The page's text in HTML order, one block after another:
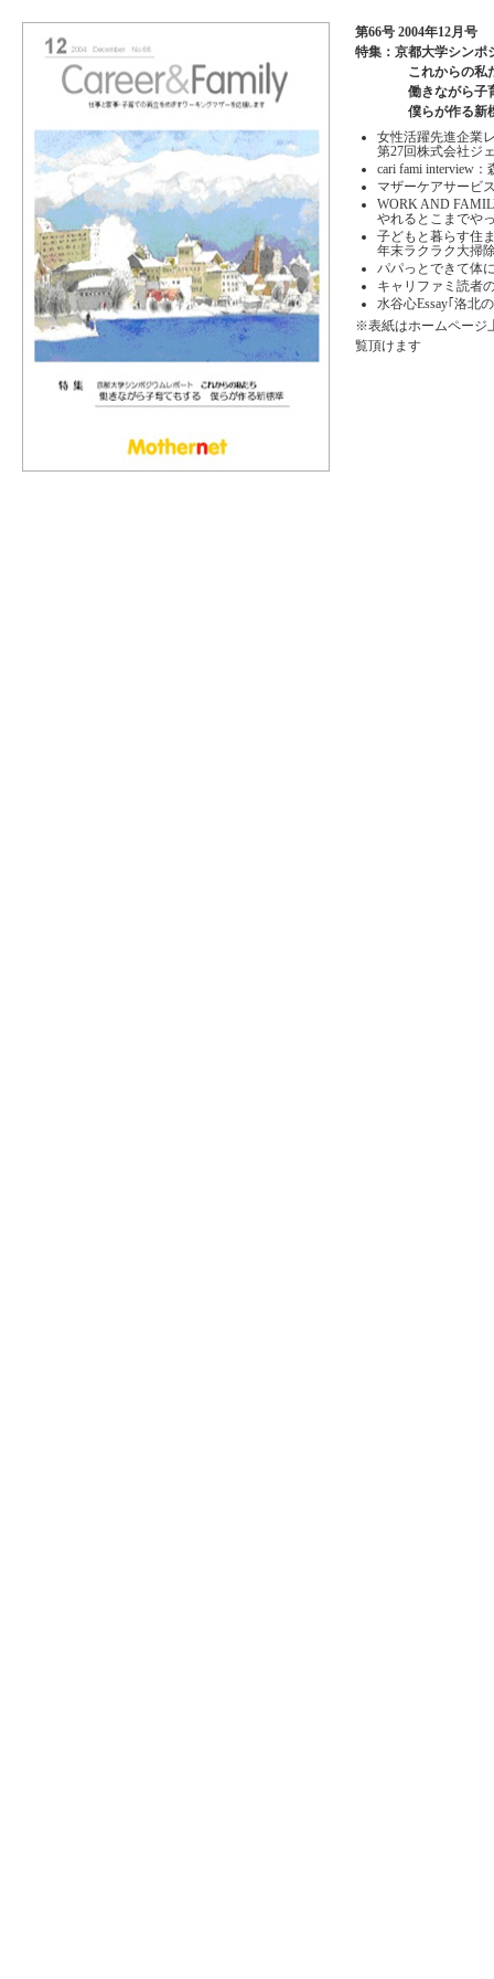
第66号 2004年12月号
特集：京都大学シンポ
これからの私
働きながら子育
僕らが作る新
女性活躍先進企業
第27回株式会社ジ
cari fami interview
マザーケアサービ
WORK AND
やれるとこまでや
子どもと暮らす住
年末ラクラク大掃
パパっとできて体
キャリファミ読者
水谷心Essay｢洛北
※表紙はホームページ
覧頂けます